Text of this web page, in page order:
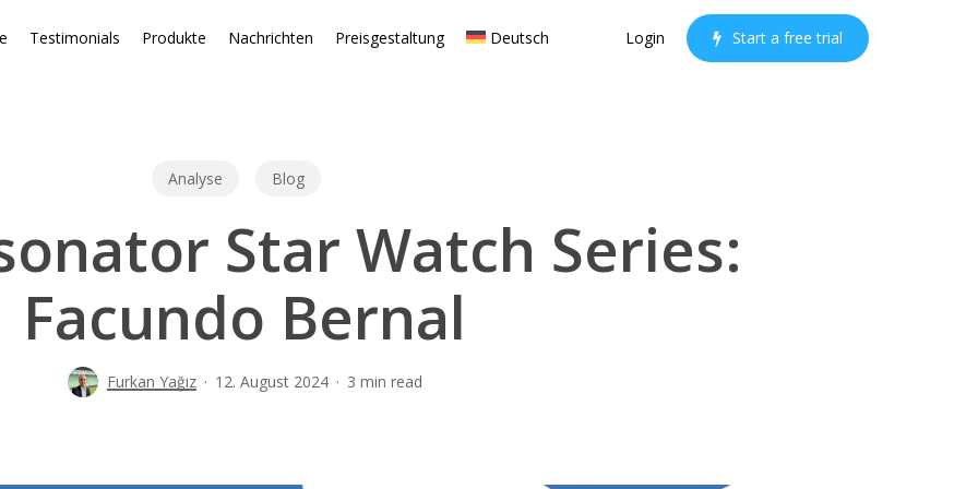
Testimonials Produkte Nachrichten Preisgestaltung Deutsch Login Start a free trial
Analyse Blog
Star Watch Series:
Facundo Bernal
Furkan Yağız 12. August 2024 3 min read